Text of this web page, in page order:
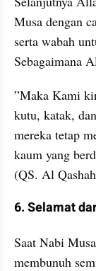
Musa dengan
serta wabah
Sebagaimana
‎”Maka Kami
kutu, katak,
mereka tetap
kaum yang
(QS. Al
6. Selamat
Saat Nabi
membunuh